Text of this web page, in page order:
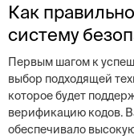
Как
систему
Первым шагом к
выбор подходящей
которое будет
верификацию кодов.
обеспечивало